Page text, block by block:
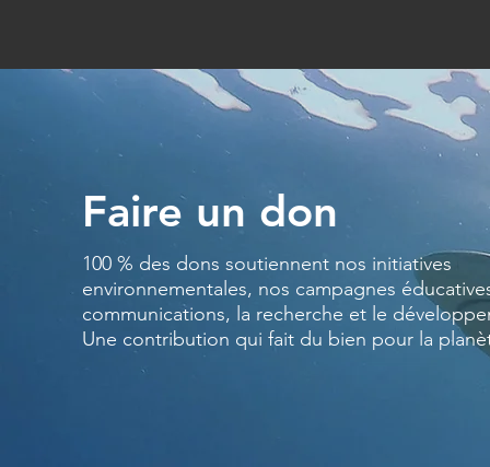
Faire un don
100 % des dons soutiennent nos initiatives
environnementales, nos campagnes
communications, la recherche et le
Une contribution qui fait du bien pour la